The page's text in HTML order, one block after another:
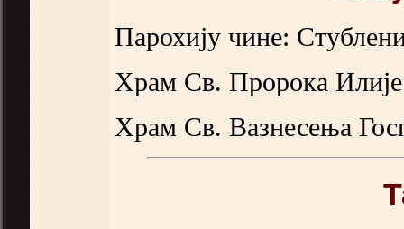
Парохију чине:
Храм Св. Пророка
Храм Св. Вазнесења